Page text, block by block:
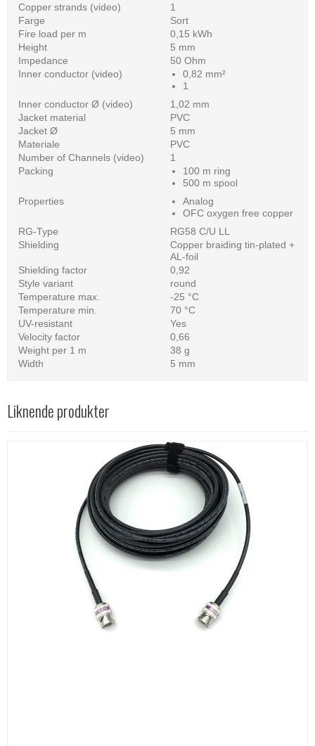
Copper strands (video)
1
Farge
Sort
Fire load per m
0,15 kWh
Height
5 mm
Impedance
50 Ohm
Inner conductor (video)
0,82 mm²
1
Inner conductor Ø (video)
1,02 mm
Jacket material
PVC
Jacket Ø
5 mm
Materiale
PVC
Number of Channels (video)
1
Packing
100 m ring
500 m spool
Properties
Analog
OFC oxygen free copper
RG-Type
RG58 C/U LL
Shielding
Copper braiding tin-plated +
AL-foil
Shielding factor
0,92
Style variant
round
Temperature max.
-25 °C
Temperature min.
70 °C
UV-resistant
Yes
Velocity factor
0,66
Weight per 1 m
38 g
Width
5 mm
Liknende produkter